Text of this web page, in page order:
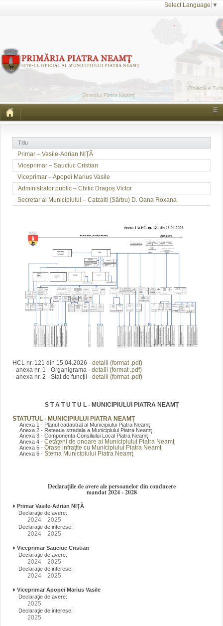
Select Language ▼
☰
Titlu
Primar – Vasile-Adrian NIȚĂ
Viceprimar – Sauciuc Cristian
Viceprimar – Apopei Marius Vasile
Administrator public – Chitic Dragoș Victor
Secretar al Municipiului – Catzaiti (Sârbu) D. Oana Roxana
HCL nr. 121 din 15.04.2026 - detalii (format .pdf)
- anexa nr. 1 - Organigrama - detalii (format .pdf)
- anexa nr. 2 - Stat de funcții - detalii (format .pdf)
S T A T U T U L - MUNICIPIULUI PIATRA NEAMȚ
STATUTUL - MUNICIPIULUI PIATRA NEAMȚ
Anexa 1 - Planul cadastral al Municipiului Piatra Neamţ
Anexa 2 - Reteaua stradala a Municipiului Piatra Neamţ
Anexa 3 - Componenta Consiliului Local Piatra Neamţ
Anexa 4 - Cetăţeni de onoare ai Municipiului Piatra Neamţ
Anexa 5 - Orase infraţite cu Municipiului Piatra Neamţ
Anexa 6 - Stema Municipiului Piatra Neamţ
Declarațiile de avere ale persoanelor din conducere
mandat 2024 - 2028
♦ Primar Vasile-Adrian NIȚĂ
Declaraţie de avere:
2024 2025
Declaraţie de interese:
2024 2025
♦ Viceprimar Sauciuc Cristian
Declaraţie de avere:
2024 2025
Declaraţie de interese:
2024 2025
♦ Viceprimar Apopei Marius Vasile
Declaraţie de avere:
2025
Declaraţie de interese:
2025